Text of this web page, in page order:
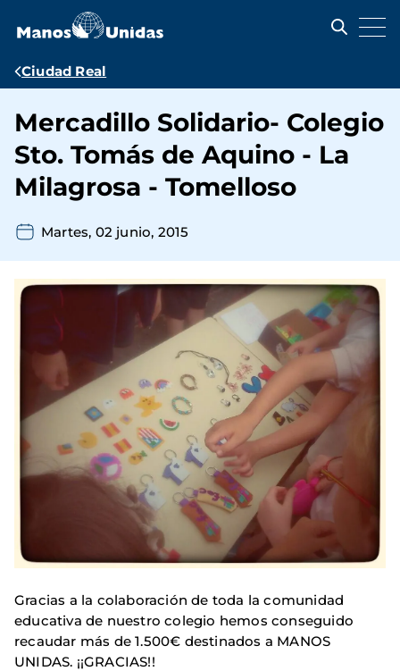
contenido
Ruta
navegación
Ciudad Real
Mercadillo Solidario- Colegio
Sto. Tomás de Aquino - La
Milagrosa - Tomelloso
Martes, 02 junio, 2015
Gracias a la colaboración de toda la comunidad
educativa de nuestro colegio hemos conseguido
recaudar más de 1.500€ destinados a MANOS
UNIDAS. ¡¡GRACIAS!!